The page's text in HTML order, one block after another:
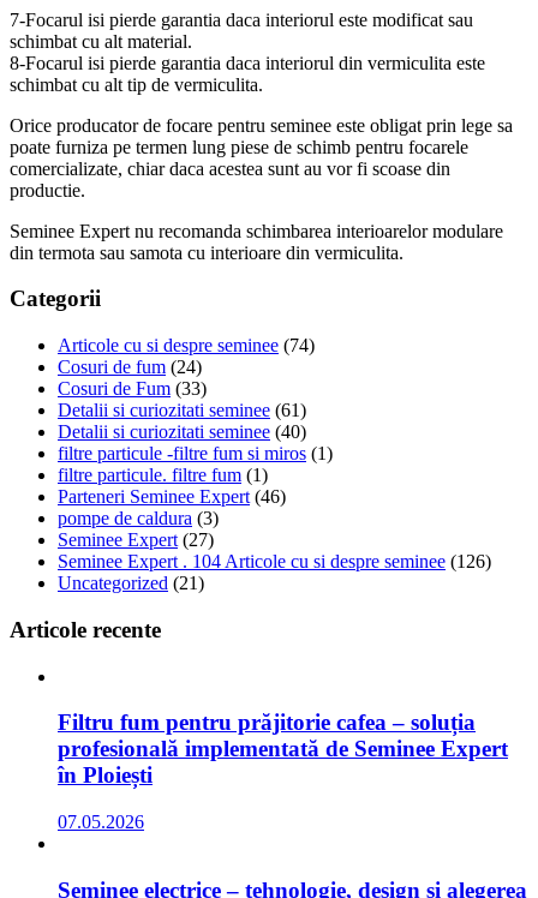
7-Focarul isi pierde garantia daca interiorul este modificat sau
schimbat cu alt material.
8-Focarul isi pierde garantia daca interiorul din vermiculita este
schimbat cu alt tip de vermiculita.
Orice producator de focare pentru seminee este obligat prin lege sa
poate furniza pe termen lung piese de schimb pentru focarele
comercializate, chiar daca acestea sunt au vor fi scoase din
productie.
Seminee Expert nu recomanda schimbarea interioarelor modulare
din termota sau samota cu interioare din vermiculita.
Categorii
Articole cu si despre seminee (74)
Cosuri de fum (24)
Cosuri de Fum (33)
Detalii si curiozitati seminee (61)
Detalii si curiozitati seminee (40)
filtre particule -filtre fum si miros (1)
filtre particule. filtre fum (1)
Parteneri Seminee Expert (46)
pompe de caldura (3)
Seminee Expert (27)
Seminee Expert . 104 Articole cu si despre seminee (126)
Uncategorized (21)
Articole recente
Filtru fum pentru prăjitorie cafea – soluția
profesională implementată de Seminee Expert
în Ploiești
07.05.2026
Șeminee electrice – tehnologie, design și alegerea